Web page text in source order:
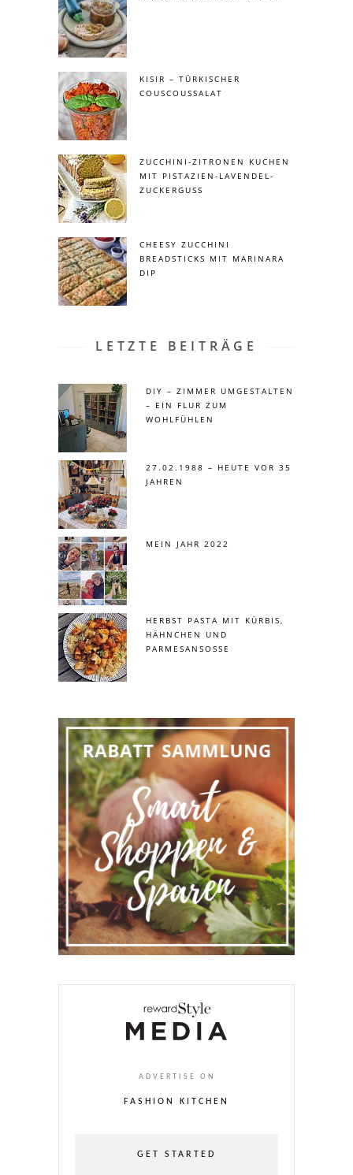
KISIR – TÜRKISCHER
COUSCOUSSALAT
ZUCCHINI-ZITRONEN KUCHEN
MIT PISTAZIEN-LAVENDEL-
ZUCKERGUSS
CHEESY ZUCCHINI
BREADSTICKS MIT MARINARA
DIP
LETZTE BEITRÄGE
DIY – ZIMMER UMGESTALTEN
– EIN FLUR ZUM
WOHLFÜHLEN
27.02.1988 – HEUTE VOR 35
JAHREN
MEIN JAHR 2022
HERBST PASTA MIT KÜRBIS,
HÄHNCHEN UND
PARMESANSOSSE
ADVERTISE ON
FASHION KITCHEN
GET STARTED